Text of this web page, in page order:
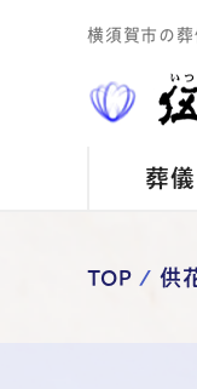
横須賀市の
葬
TOP 供